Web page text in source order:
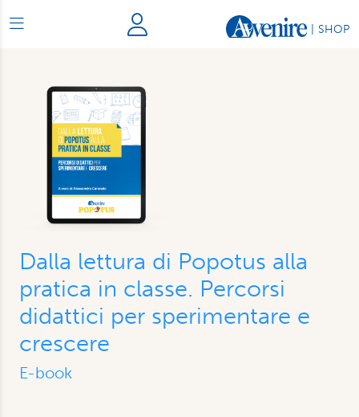
SHOP
Dalla lettura di Popotus alla
pratica in classe. Percorsi
didattici per sperimentare e
crescere
E-book